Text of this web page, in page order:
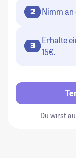
2 Nimm an
3
Erhalte
15€.
Du wirst